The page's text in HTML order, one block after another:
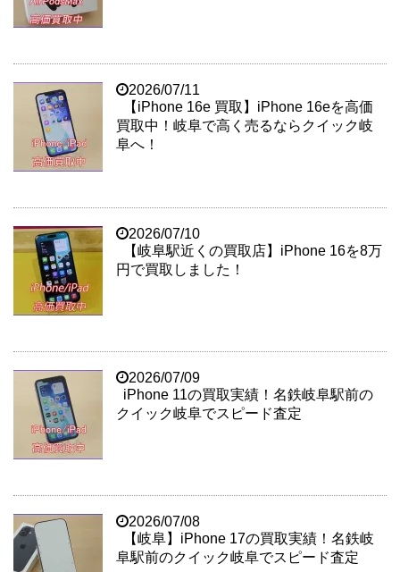
2026/07/11
【iPhone 16e 買取】iPhone 16eを高価
買取中！岐阜で高く売るならクイック岐
阜へ！
2026/07/10
【岐阜駅近くの買取店】iPhone 16を8万
円で買取しました！
2026/07/09
iPhone 11の買取実績！名鉄岐阜駅前の
クイック岐阜でスピード査定
2026/07/08
【岐阜】iPhone 17の買取実績！名鉄岐
阜駅前のクイック岐阜でスピード査定